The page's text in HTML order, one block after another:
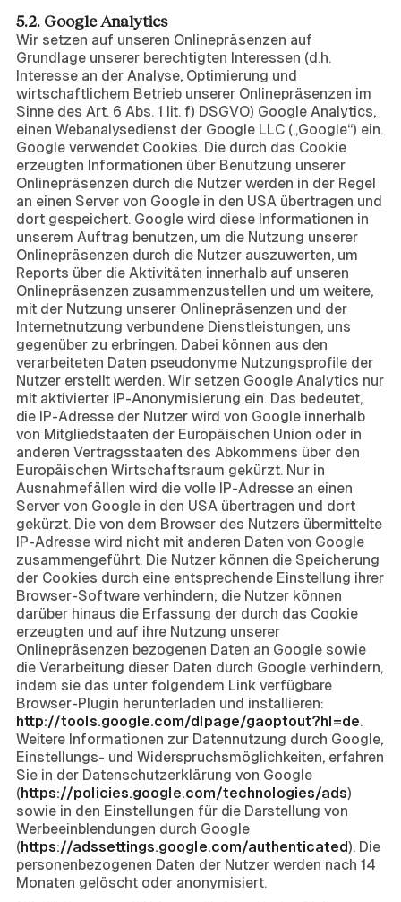
5.2. Google Analytics
Wir setzen auf unseren Onlinepräsenzen auf
Grundlage unserer berechtigten Interessen (d.h.
Interesse an der Analyse, Optimierung und
wirtschaftlichem Betrieb unserer Onlinepräsenzen im
Sinne des Art. 6 Abs. 1 lit. f) DSGVO) Google Analytics,
einen Webanalysedienst der Google LLC („Google“) ein.
Google verwendet Cookies. Die durch das Cookie
erzeugten Informationen über Benutzung unserer
Onlinepräsenzen durch die Nutzer werden in der Regel
an einen Server von Google in den USA übertragen und
dort gespeichert. Google wird diese Informationen in
unserem Auftrag benutzen, um die Nutzung unserer
Onlinepräsenzen durch die Nutzer auszuwerten, um
Reports über die Aktivitäten innerhalb auf unseren
Onlinepräsenzen zusammenzustellen und um weitere,
mit der Nutzung unserer Onlinepräsenzen und der
Internetnutzung verbundene Dienstleistungen, uns
gegenüber zu erbringen. Dabei können aus den
verarbeiteten Daten pseudonyme Nutzungsprofile der
Nutzer erstellt werden. Wir setzen Google Analytics nur
mit aktivierter IP-Anonymisierung ein. Das bedeutet,
die IP-Adresse der Nutzer wird von Google innerhalb
von Mitgliedstaaten der Europäischen Union oder in
anderen Vertragsstaaten des Abkommens über den
Europäischen Wirtschaftsraum gekürzt. Nur in
Ausnahmefällen wird die volle IP-Adresse an einen
Server von Google in den USA übertragen und dort
gekürzt. Die von dem Browser des Nutzers übermittelte
IP-Adresse wird nicht mit anderen Daten von Google
zusammengeführt. Die Nutzer können die Speicherung
der Cookies durch eine entsprechende Einstellung ihrer
Browser-Software verhindern; die Nutzer können
darüber hinaus die Erfassung der durch das Cookie
erzeugten und auf ihre Nutzung unserer
Onlinepräsenzen bezogenen Daten an Google sowie
die Verarbeitung dieser Daten durch Google verhindern,
indem sie das unter folgendem Link verfügbare
Browser-Plugin herunterladen und installieren:
http://tools.google.com/dlpage/gaoptout?hl=de.
Weitere Informationen zur Datennutzung durch Google,
Einstellungs- und Widerspruchsmöglichkeiten, erfahren
Sie in der Datenschutzerklärung von Google
(https://policies.google.com/technologies/ads)
sowie in den Einstellungen für die Darstellung von
Werbeeinblendungen durch Google
(https://adssettings.google.com/authenticated). Die
personenbezogenen Daten der Nutzer werden nach 14
Monaten gelöscht oder anonymisiert.